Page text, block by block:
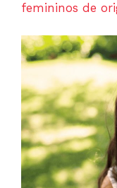
femininos de